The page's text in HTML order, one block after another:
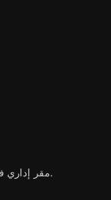
مقر إداري فقط: شارع عبد الخالق ثروت – ميدان التحرير، القاهرة.